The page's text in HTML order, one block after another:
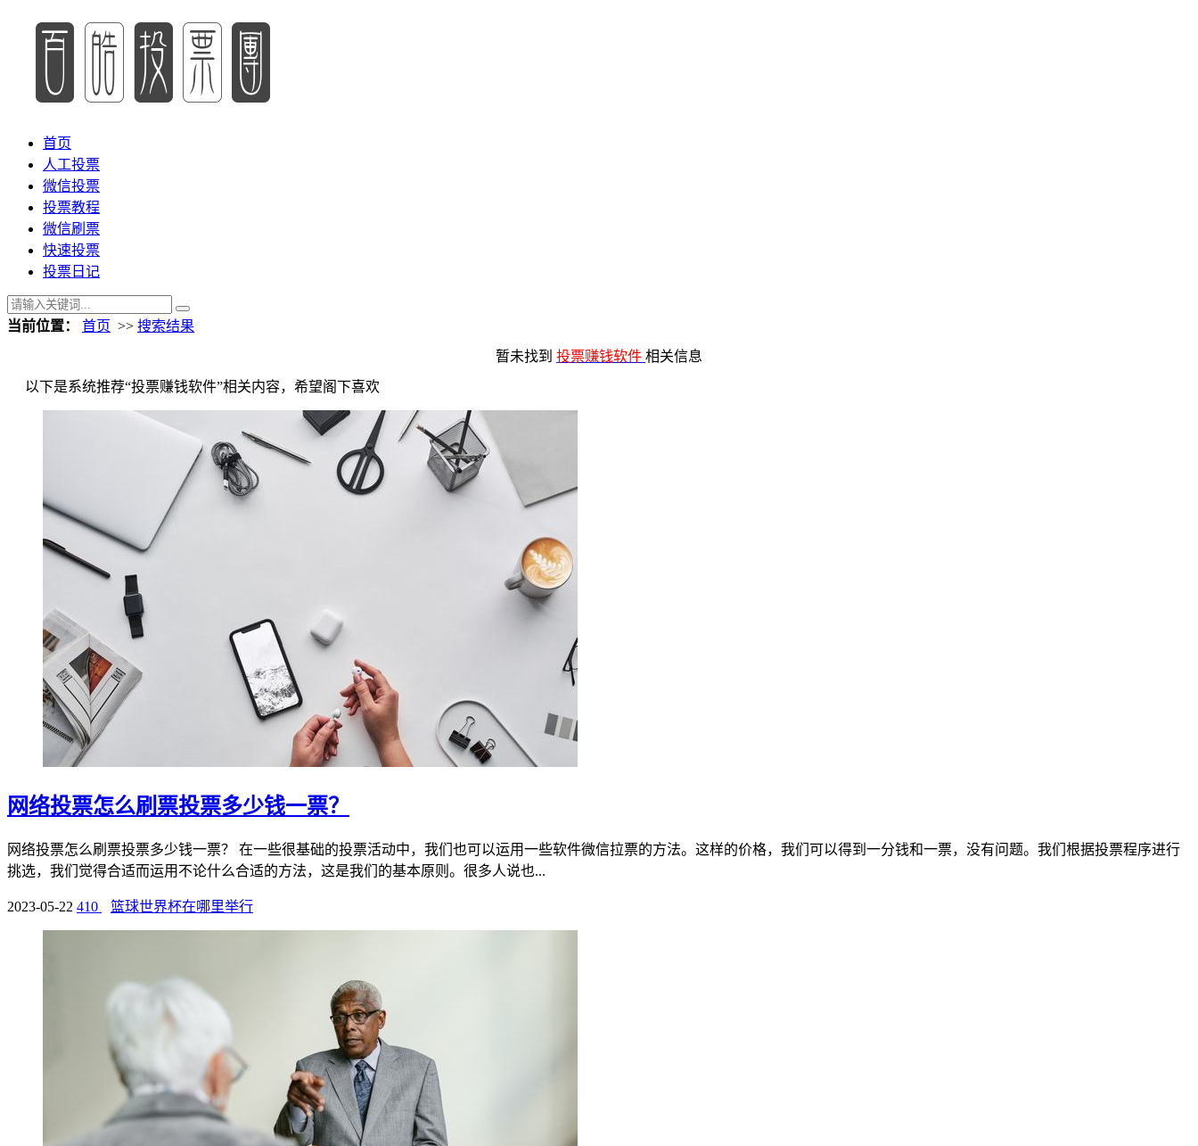
首页
人工投票
微信投票
投票教程
微信刷票
快速投票
投票日记
当前位置： 首页 >> 搜索结果
暂未找到 投票赚钱软件 相关信息
以下是系统推荐“投票赚钱软件”相关内容，希望阁下喜欢
网络投票怎么刷票投票多少钱一票？
网络投票怎么刷票投票多少钱一票？ 在一些很基础的投票活动中，我们也可以运用一些软件微信拉票的方法。这样的价格，我们可以得到一分钱和一票，没有问题。我们根据投票程序进行
挑选，我们觉得合适而运用不论什么合适的方法，这是我们的基本原则。很多人说也...
2023-05-22 410 篮球世界杯在哪里举行